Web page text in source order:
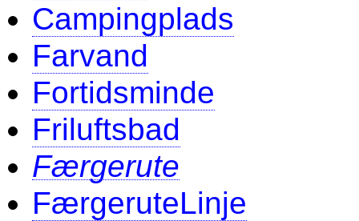
Campingplads
Farvand
Fortidsminde
Friluftsbad
Færgerute
FærgeruteLinje